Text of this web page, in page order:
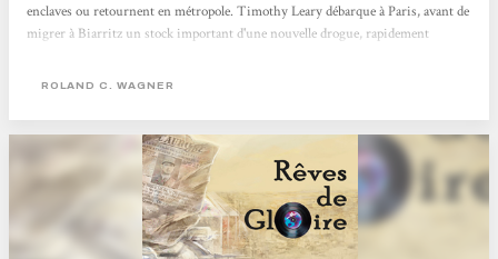
enclaves ou retournent en métropole. Timothy Leary débarque à Paris, avant de
migrer à Biarritz un stock important d'une nouvelle drogue, rapidement
forme : les vautriens. Dans les Aurès, un déserteur français, réputé timbré,
ROLAND C. WAGNER